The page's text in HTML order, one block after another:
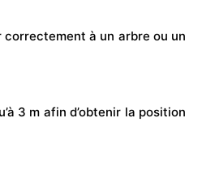
à un arbre ou un
3 m afin d’obtenir la position